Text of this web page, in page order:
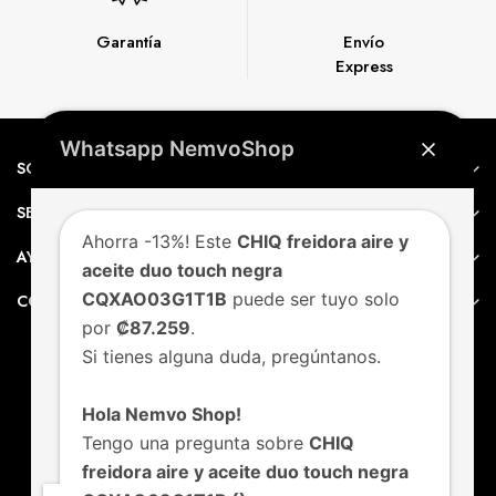
Garantía
Envío
Express
SOBRE NEMVO
SERVICIO AL CLIENTE
AYUDA
CONTACTO
Whatsapp NemvoShop
Ahorra -13%! Este CHIQ freidora aire y
aceite duo touch negra
CQXAO03G1T1B puede ser tuyo solo
por ₡87.259.
Si tienes alguna duda, pregúntanos.
Hola Nemvo Shop!
Tengo una pregunta sobre CHIQ
freidora aire y aceite duo touch negra